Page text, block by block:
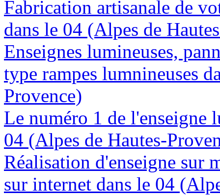
Fabrication artisanale de
dans le 04 (Alpes de
Enseignes lumineuses,
type rampes lumnineuses
Provence)
Le numéro 1 de l'enseigne
04 (Alpes de Hautes-
Réalisation d'enseigne sur
sur internet dans le 04